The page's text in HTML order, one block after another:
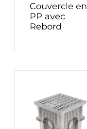
Couvercle en
PP avec
Rebord